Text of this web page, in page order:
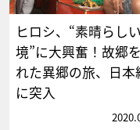
ヒロシ、“素晴らし
境”に大興奮！故郷
れた異郷の旅、日本
に突入